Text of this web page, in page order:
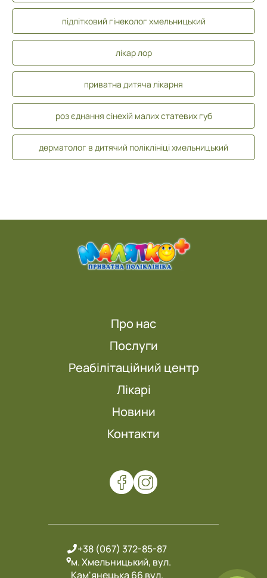
підлітковий гінеколог хмельницький
лікар лор
приватна дитяча лікарня
роз єднання сінехій малих статевих губ
дерматолог в дитячий поліклініці хмельницький
Про нас
Послуги
Реабілітаційний центр
Лікарі
Новини
Контакти
+38 (067) 372-85-87
м. Хмельницький, вул.
Кам'янецька 66 вул.